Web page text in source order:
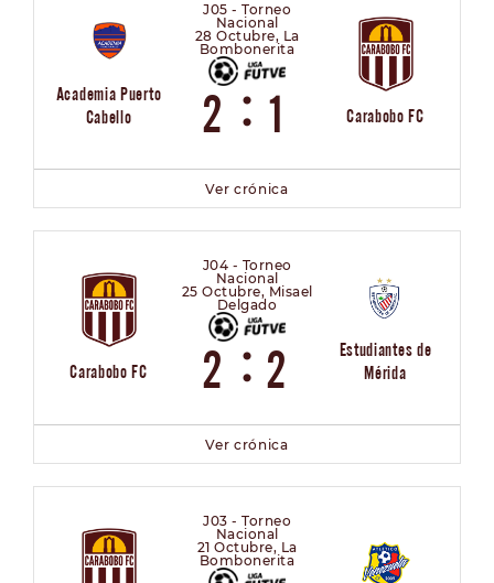
Academia Puerto
Cabello
J05 - Torneo
Nacional
28 Octubre, La
Bombonerita
2 : 1 Carabobo FC
Ver crónica
Carabobo FC
J04 - Torneo
Nacional
25 Octubre, Misael
Delgado
2 : 2
Estudiantes de
Mérida
Ver crónica
J03 - Torneo
Nacional
21 Octubre, La
Bombonerita